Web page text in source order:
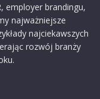
employer brandingu,
najważniejsze
najciekawszych
rozwój branży